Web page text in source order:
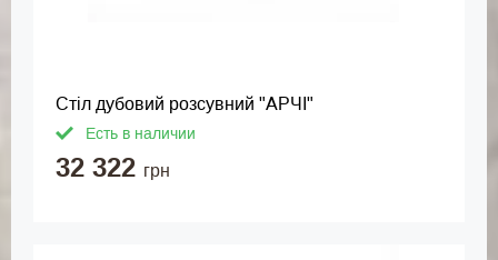
Стіл дубовий розсувний "АРЧІ"
Есть в наличии
32 322 грн